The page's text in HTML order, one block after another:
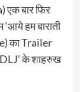
बार फिर
हम बाराती
का Trailer
के शाहरुख